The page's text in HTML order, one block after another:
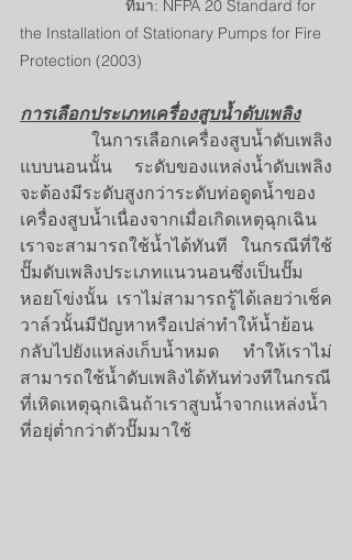
the Installation of Stationary Pumps for Fire
Protection (2003)
การเลือกประเภทเครื่องสูบน้ำดับเพลิง
ในการเลือกเครื่องสูบน้ำดับเพลิง
แบบนอนนั้น ระดับของแหล่งน้ำดับเพลิง
จะต้องมีระดับสูงกว่าระดับท่อดูดน้ำของ
เครื่องสูบน้ำเนื่องจากเมื่อเกิดเหตุฉุกเฉิน
เราจะสามารถใช้น้ำได้ทันที ในกรณีที่ใช้
ปั๊มดับเพลิงประเภทแนวนอนซึ่งเป็นปั๊ม
หอยโข่งนั้น เราไม่สามารถรู้ได้เลยว่าเช็ค
วาล์วนั้นมีปัญหาหรือเปล่าทำให้น้ำย้อน
กลับไปยังแหล่งเก็บน้ำหมด ทำให้เราไม่
สามารถใช้น้ำดับเพลิงได้ทันท่วงทีในกรณี
ที่เหิดเหตุฉุกเฉินถ้าเราสูบน้ำจากแหล่งน้ำ
ที่อยุ่ต่ำกว่าตัวปั๊มมาใช้